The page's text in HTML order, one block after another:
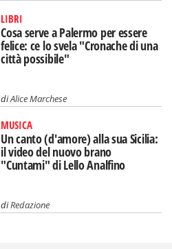
LIBRI
Cosa serve a Palermo per essere
felice: ce lo svela "Cronache di una
città possibile"
diAlice Marchese
MUSICA
Un canto (d'amore) alla sua Sicilia:
il video del nuovo brano
"Cuntami" di Lello Analfino
diRedazione